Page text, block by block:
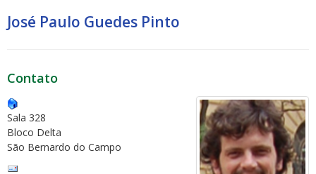
José Paulo Guedes Pinto
Contato
Sala 328
Bloco Delta
São Bernardo do Campo